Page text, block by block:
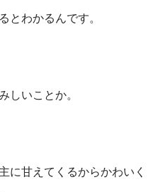
とわかるんです。
しいことか。
に甘えてくるからかわいく